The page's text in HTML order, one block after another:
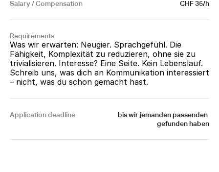
Salary / Compensation CHF 35/h
Requirements
Was wir erwarten: Neugier. Sprachgefühl. Die
Fähigkeit, Komplexität zu reduzieren, ohne sie zu
trivialisieren. Interesse? Eine Seite. Kein Lebenslauf.
Schreib uns, was dich an Kommunikation interessiert
– nicht, was du schon gemacht hast.
Application deadline
bis wir jemanden passenden
gefunden haben